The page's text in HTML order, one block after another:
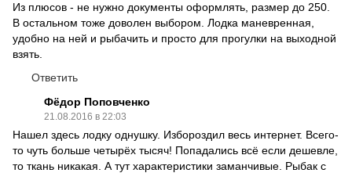
Из плюсов - не нужно документы оформлять, размер до 250.
В остальном тоже доволен выбором. Лодка маневренная,
удобно на ней и рыбачить и просто для прогулки на выходной
взять.
Ответить
Фёдор Поповченко
21.08.2016 в 22:03
Нашел здесь лодку однушку. Избороздил весь интернет. Всего-
то чуть больше четырёх тысяч! Попадались всё если дешевле,
то ткань никакая. А тут характеристики заманчивые. Рыбак с